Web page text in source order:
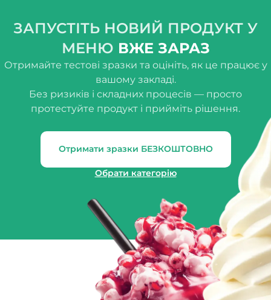
ЗАПУСТІТЬ НОВИЙ ПРОДУКТ У
МЕНЮ ВЖЕ ЗАРАЗ
Отримайте тестові зразки та оцініть, як це працює у
вашому закладі.
Без ризиків і складних процесів — просто
протестуйте продукт і прийміть рішення.
Отримати зразки БЕЗКОШТОВНО
Обрати категорію